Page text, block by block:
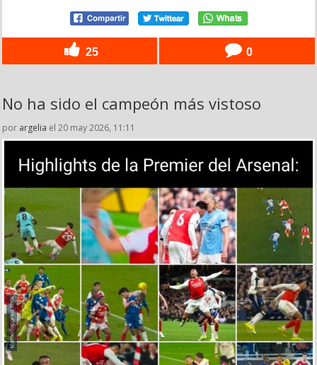
25 0
No ha sido el campeón más vistoso
por argelia el 20 may 2026, 11:11